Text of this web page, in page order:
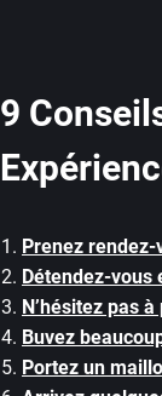
9
Prenez rendez-
Détendez-vous
N’hésitez pas
Buvez
Portez un